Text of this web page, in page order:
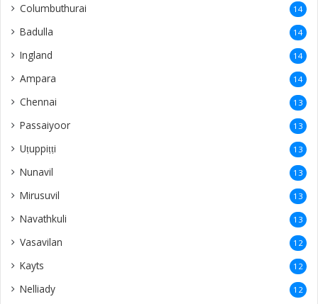
Columbuthurai 14
Badulla 14
Ingland 14
Ampara 14
Chennai 13
Passaiyoor 13
Uṭuppiṭṭi 13
Nunavil 13
Mirusuvil 13
Navathkuli 13
Vasavilan 12
Kayts 12
Nelliady 12